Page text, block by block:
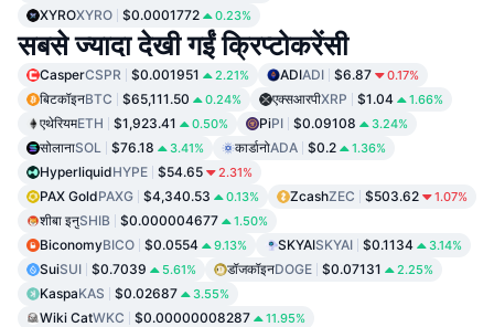
XYROXYRO $0.0001772 0.23%
सबसे ज्यादा देखी गईं क्रिप्टोकरेंसी
CasperCSPR $0.001951 2.21% ADIADI $6.87 0.17%
बिटकॉइनBTC $65,111.50 0.24% एक्सआरपीXRP $1.04 1.66%
एथेरियमETH $1,923.41 0.50% PiPI $0.09108 3.24%
सोलानाSOL $76.18 3.41% कार्डानोADA $0.2 1.36%
HyperliquidHYPE $54.65 2.31%
PAX GoldPAXG $4,340.53 0.13% ZcashZEC $503.62 1.07%
शीबा इनुSHIB $0.000004677 1.50%
BiconomyBICO $0.0554 9.13% SKYAISKYAI $0.1134 3.14%
SuiSUI $0.7039 5.61% डॉजकॉइनDOGE $0.07131 2.25%
KaspaKAS $0.02687 3.55%
Wiki CatWKC $0.00000008287 11.95%